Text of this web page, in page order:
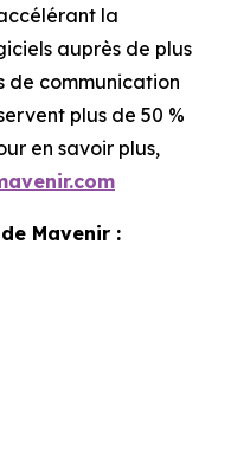
la
auprès de plus
de communication
plus de 50 %
en savoir plus,
Mavenir :